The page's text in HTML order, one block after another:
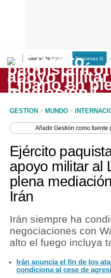
Últimas Noticias Empresas G
Lo último
Peru Quiosco
Economía
Mercados
Perú
Política
Tu Dinero
Inmobiliarias
GESTION > MUNDO >
AñadirGestión como fuente
Ejército
apoyo militar al
plena
Irán
Irán siempre ha
negociaciones con
alto el fuego incluya
Irán anuncia el fin de los
condiciona al cese de